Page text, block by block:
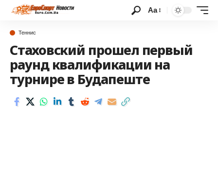
Аа
Теннис
Стаховский прошел первый
раунд квалификации на
турнире в Будапеште